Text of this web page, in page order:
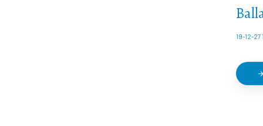
19-12-27
arrow_forward